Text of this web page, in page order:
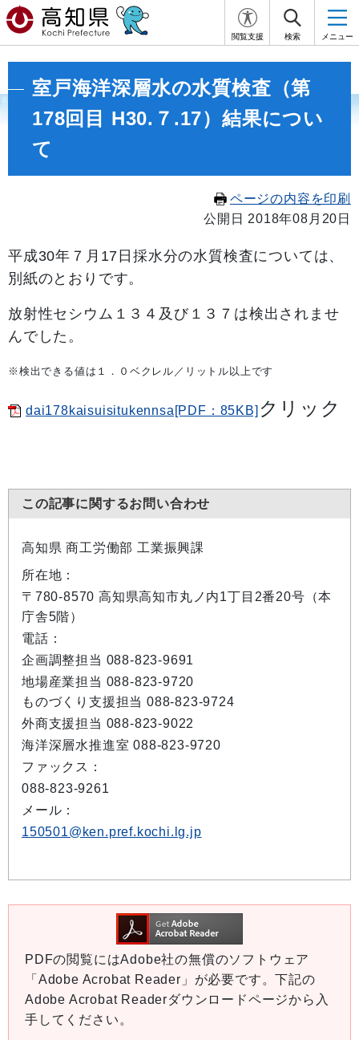
閲覧支援 検索 メニュー
室戸海洋深層水の水質検査（第
178回目 H30.７.17）結果につい
て
ページの内容を印刷
公開日 2018年08月20日
平成30年７月17 日採水分の水質検査については、
別紙のとおりです。
放射性セシウム１３４及び１３７は検出されませ
んでした。
※検出できる値は１．０ベクレル／リットル以上です
dai178kaisuisitukennsa[PDF：85KB] クリック
この記事に関するお問い合わせ
高知県 商工労働部 工業振興課
所在地：
〒780-8570 高知県高知市丸ノ内1丁目2番20号（本
庁舎5階）
電話：
企画調整担当 088-823-9691
地場産業担当 088-823-9720
ものづくり支援担当 088-823-9724
外商支援担当 088-823-9022
海洋深層水推進室 088-823-9720
ファックス：
088-823-9261
メール：
150501@ken.pref.kochi.lg.jp
PDFの閲覧にはAdobe社の無償のソフトウェア
「Adobe Acrobat Reader」が必要です。下記の
Adobe Acrobat Readerダウンロードページから入
手してください。